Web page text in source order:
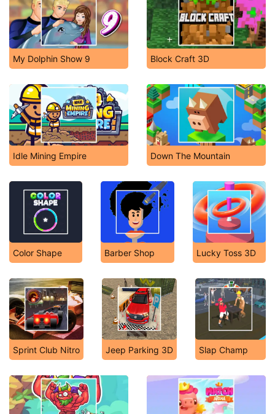
My Dolphin Show 9 Block Craft 3D
Idle Mining Empire Down The Mountain
Color Shape Barber Shop Lucky Toss 3D
Sprint Club Nitro Jeep Parking 3D Slap Champ